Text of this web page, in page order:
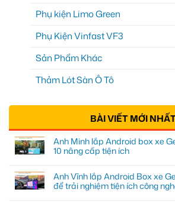
Phụ kiện Limo Green
Phụ Kiện Vinfast VF3
Sản Phẩm Khác
Thảm Lót Sàn Ô Tô
BÀI VIẾT MỚI
Anh Minh lắp Android box xe
10 nâng cấp tiện ích
Anh Vĩnh lắp Android Box xe
để trải nghiệm tiện ích công